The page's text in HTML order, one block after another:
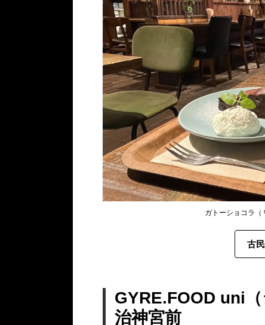
ガトーショコラ（
古
GYRE.FOOD uni
治神宮前